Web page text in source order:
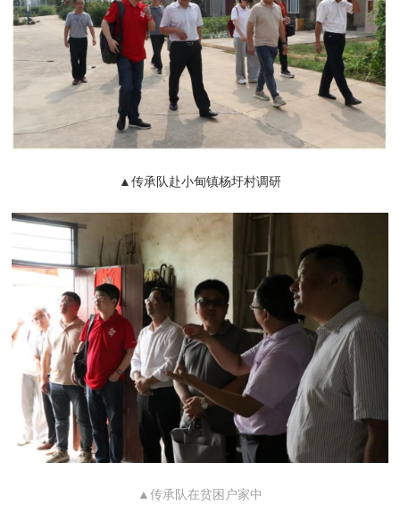
▲传承队赴小甸镇杨圩村调研
▲ 传承队在贫困户家中